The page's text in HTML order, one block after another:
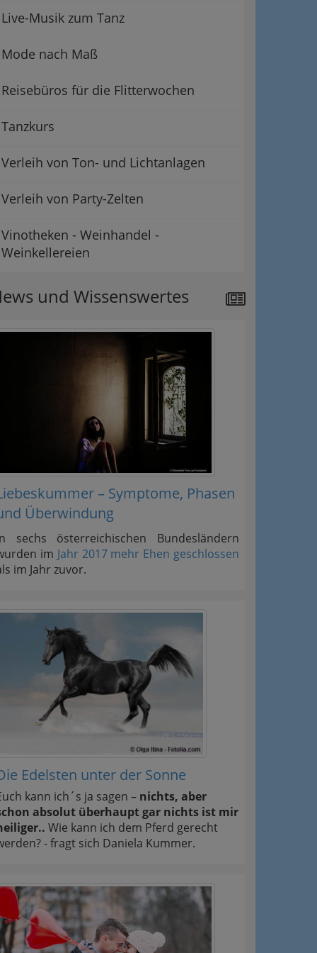
Live-Musik zum Tanz
Mode nach Maß
Reisebüros für die Flitterwochen
Tanzkurs
Verleih von Ton- und Lichtanlagen
Verleih von Party-Zelten
Vinotheken - Weinhandel -
Weinkellereien
und Wissenswertes
– Symptome, Phasen
Überwindung
sechs österreichischen Bundesländern
im Jahr 2017 mehr Ehen geschlossen
im Jahr zuvor.
Edelsten unter der Sonne
kann ich´s ja sagen – nichts, aber
absolut überhaupt gar nichts ist mir
Wie kann ich dem Pferd gerecht
- fragt sich Daniela Kummer.